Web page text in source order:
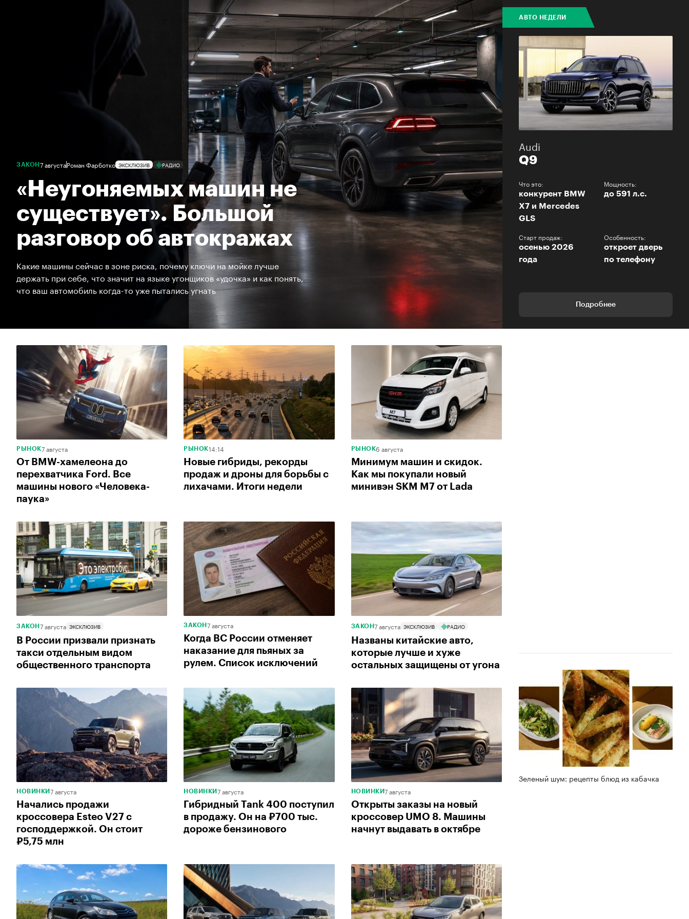
ЗАКОН 7 августаРоман Фарботко ЭКСКЛЮЗИВ РАДИО
«Неугоняемых машин не
существует». Большой
разговор об автокражах
Какие машины сейчас в зоне риска, почему ключи на мойке лучше
держать при себе, что значит на языке угонщиков «удочка» и как понять,
что ваш автомобиль когда-то уже пытались угнать
АВТО НЕДЕЛИ
Audi
Q9
Что это:
конкурент BMW
X7 и Mercedes
GLS
Мощность:
до 591 л.с.
Старт продаж:
осенью 2026
года
Особенность:
откроет дверь
по телефону
Подробнее
РЫНОК7 августа
От BMW-хамелеона до
перехватчика Ford. Все
машины нового «Человека-
паука»
РЫНОК14:14
Новые гибриды, рекорды
продаж и дроны для борьбы с
лихачами. Итоги недели
РЫНОК6 августа
Минимум машин и скидок.
Как мы покупали новый
минивэн SKM M7 от Lada
ЗАКОН 7 августа ЭКСКЛЮЗИВ
В России призвали признать
такси отдельным видом
общественного транспорта
ЗАКОН 7 августа
Когда ВС России отменяет
наказание для пьяных за
рулем. Список исключений
ЗАКОН7 августа ЭКСКЛЮЗИВ РАДИО
Названы китайские авто,
которые лучше и хуже
остальных защищены от угона
НОВИНКИ 7 августа
Начались продажи
кроссовера Esteo V27 с
господдержкой. Он стоит
₽5,75 млн
НОВИНКИ 7 августа
Гибридный Tank 400 поступил
в продажу. Он на ₽700 тыс.
дороже бензинового
НОВИНКИ7 августа
Открыты заказы на новый
кроссовер UMO 8. Машины
начнут выдавать в октябре
Зеленый шум: рецепты блюд из кабачка